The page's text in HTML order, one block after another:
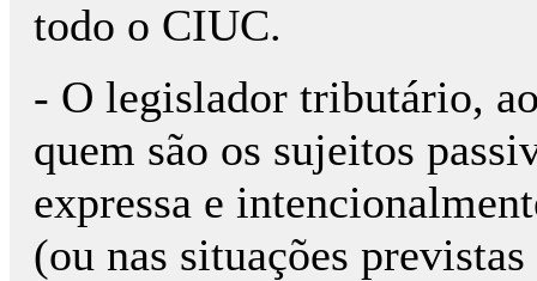
todo o CIUC.
- O legislador tributário,
quem são os sujeitos
expressa e
(ou nas situações